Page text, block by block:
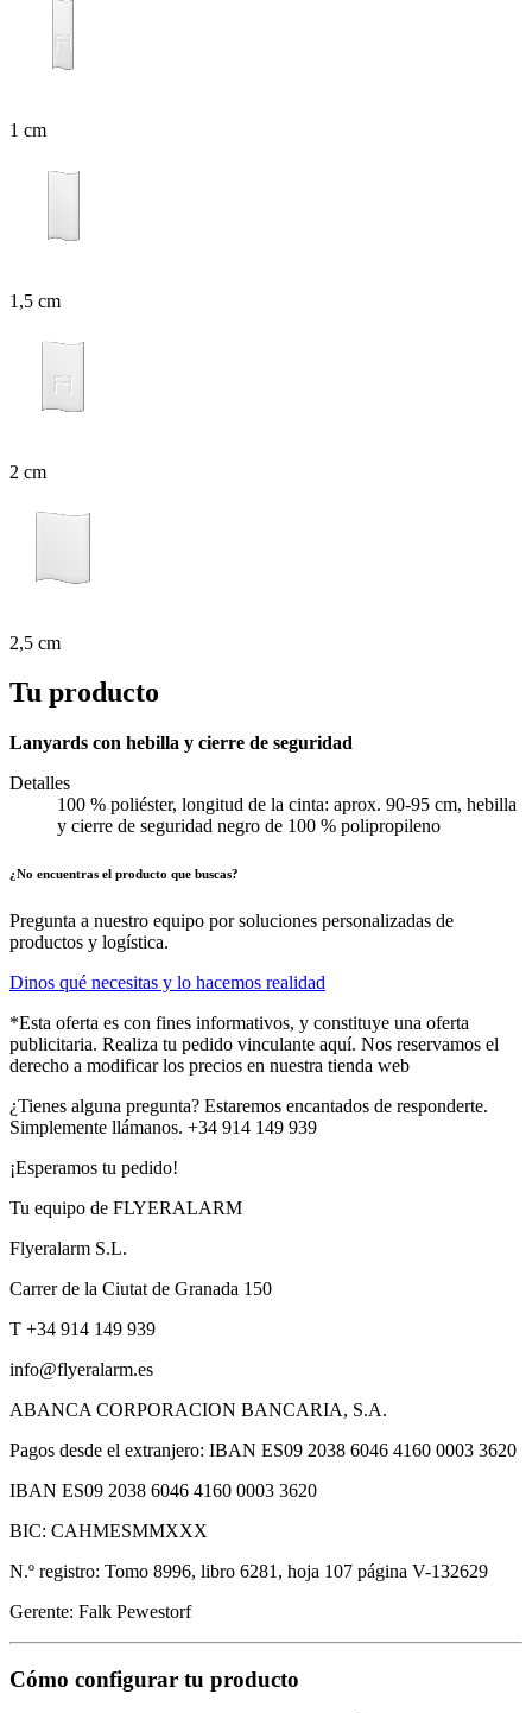
1 cm
1,5 cm
2 cm
2,5 cm
Tu producto
Lanyards con hebilla y cierre de seguridad
Detalles
100 % poliéster, longitud de la cinta: aprox. 90-95 cm, hebilla
y cierre de seguridad negro de 100 % polipropileno
¿No encuentras el producto que buscas?
Pregunta a nuestro equipo por soluciones personalizadas de
productos y logística.
Dinos qué necesitas y lo hacemos realidad
*Esta oferta es con fines informativos, y constituye una oferta
publicitaria. Realiza tu pedido vinculante aquí. Nos reservamos el
derecho a modificar los precios en nuestra tienda web
¿Tienes alguna pregunta? Estaremos encantados de responderte.
Simplemente llámanos. +34 914 149 939
¡Esperamos tu pedido!
Tu equipo de FLYERALARM
Flyeralarm S.L.
Carrer de la Ciutat de Granada 150
T +34 914 149 939
info@flyeralarm.es
ABANCA CORPORACION BANCARIA, S.A.
Pagos desde el extranjero: IBAN ES09 2038 6046 4160 0003 3620
IBAN ES09 2038 6046 4160 0003 3620
BIC: CAHMESMMXXX
N.º registro: Tomo 8996, libro 6281, hoja 107 página V-132629
Gerente: Falk Pewestorf
Cómo configurar tu producto